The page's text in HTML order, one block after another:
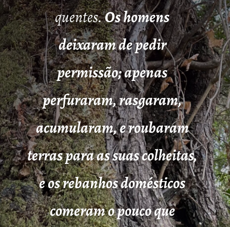
quentes.Os homens
deixaram de pedir
permissão; apenas
perfuraram, rasgaram,
acumularam, e roubaram
terras para as suas colheitas,
e os rebanhos domésticos
comeram o pouco que